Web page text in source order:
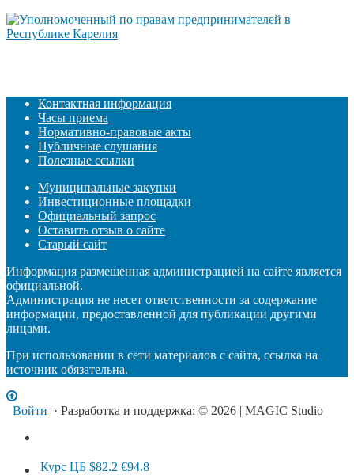
Контактная информация
Часы приема
Нормативно-правовые акты
Публичные слушания
Полезные ссылки
Муниципальные закупки
Инвестиционные площадки
Официальный запрос
Оставить отзыв о сайте
Старый сайт
Информация размещенная администрацией на сайте является
официальной.
Администрация не несет ответственности за содержание
информации, предоставленной для публикации другими
лицами.
При использовании в сети материалов с сайта, ссылка на
источник обязательна.
Войти · Разработка и поддержка: © 2026 | MAGIC Studio
Курс ЦБ $82.2 €94.8